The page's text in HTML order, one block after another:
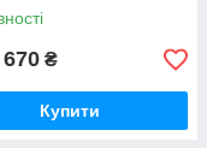
₴
Купити